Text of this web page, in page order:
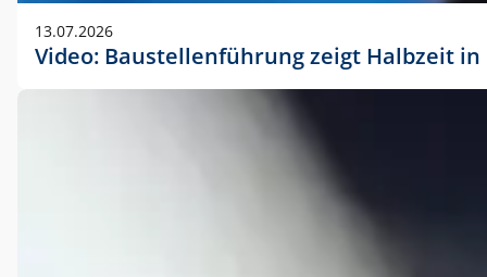
13.07.2026
Video: Baustellenführung zeigt Halbzeit